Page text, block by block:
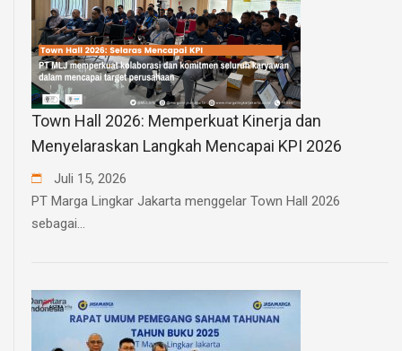
Town Hall 2026: Memperkuat Kinerja dan
Menyelaraskan Langkah Mencapai KPI 2026
Juli 15, 2026
PT Marga Lingkar Jakarta menggelar Town Hall 2026
sebagai...